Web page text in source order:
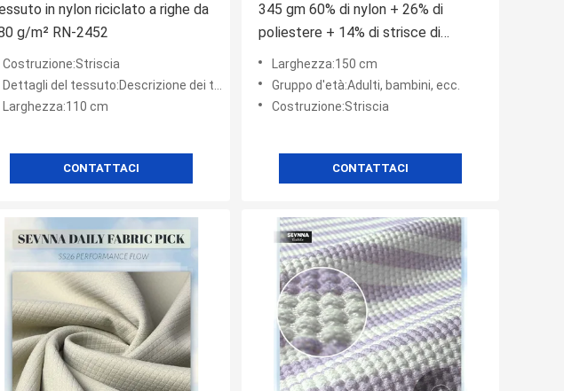
in nylon riciclato a righe da
g/m² RN-2452
Costruzione:Striscia
Dettagli del tessuto:Descrizione dei tessuti riciclati
Larghezza:110 cm
CONTATTACI
345 gm 60% di nylon + 26% di
poliestere + 14% di strisce di
spandex tessuto di nylon riciclato
KN-502
Larghezza:150 cm
Gruppo d'età:Adulti, bambini, ecc.
Costruzione:Striscia
CONTATTACI